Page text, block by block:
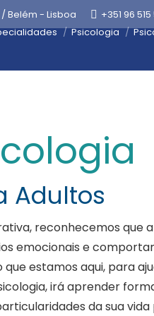
Belém - Lisboa +351 96
Psicologia
Adultos
reconhecemos que
emocionais e
que estamos aqui, para
irá aprender
da sua